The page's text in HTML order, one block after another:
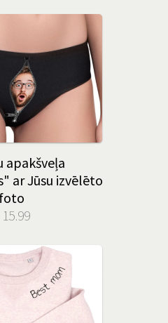
apakšveļa
ar Jūsu izvēlēto
foto